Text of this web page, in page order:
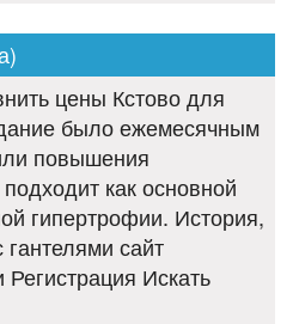
цены Кстово для
было ежемесячным
повышения
как основной
гипертрофии. История,
сайт
Искать